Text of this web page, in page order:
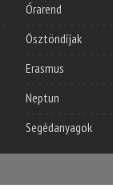
Órarend
Ösztöndíjak
Erasmus
Neptun
Segédanyagok